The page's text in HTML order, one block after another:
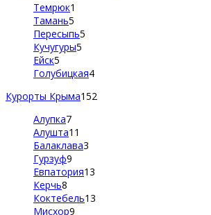
Темрюк1
Тамань5
Пересыпь5
Кучугуры5
Ейск5
Голубицкая4
Курорты Крыма152
Алупка7
Алушта11
Балаклава3
Гурзуф9
Евпатория13
Керчь8
Коктебель13
Мисхор9